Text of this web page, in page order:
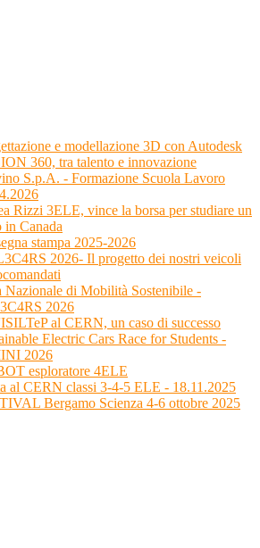
e modellazione 3D con Autodesk
360, tra talento e innovazione
S.p.A. - Formazione Scuola Lavoro
Rizzi 3ELE, vince la borsa per studiare un
in Canada
stampa 2025-2026
2026- Il progetto dei nostri veicoli
Nazionale di Mobilità Sostenibile -
2026
al CERN, un caso di successo
Electric Cars Race for Students -
2026
esploratore 4ELE
al CERN classi 3-4-5 ELE - 18.11.2025
Bergamo Scienza 4-6 ottobre 2025